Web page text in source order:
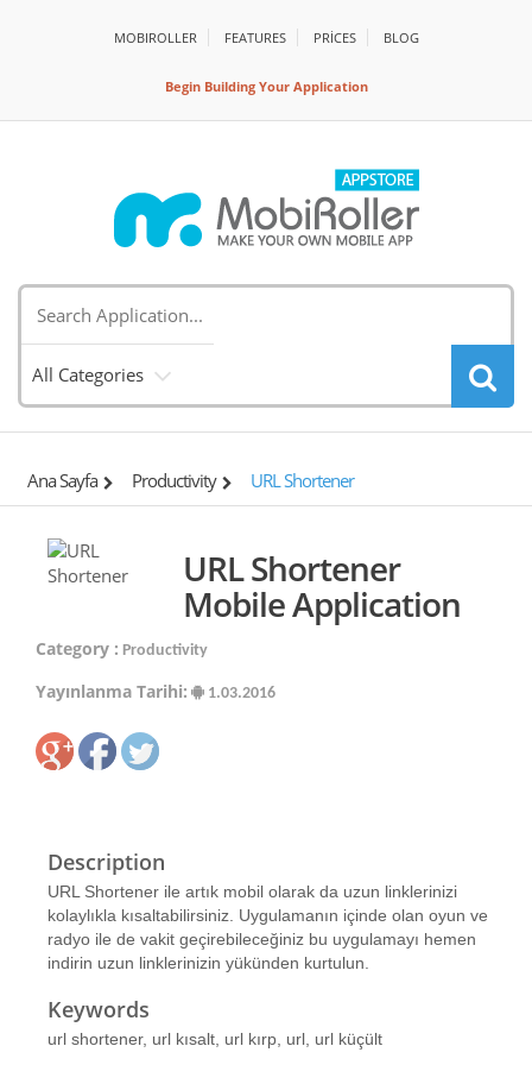
MOBIROLLER FEATURES PRİCES BLOG
Begin Building Your Application
All Categories
Ana Sayfa Productivity URL Shortener
URL Shortener
Mobile Application
Category : Productivity
Yayınlanma Tarihi: 1.03.2016
Description
URL Shortener ile artık mobil olarak da uzun linklerinizi
kolaylıkla kısaltabilirsiniz. Uygulamanın içinde olan oyun ve
radyo ile de vakit geçirebileceğiniz bu uygulamayı hemen
indirin uzun linklerinizin yükünden kurtulun.
Keywords
url shortener, url kısalt, url kırp, url, url küçült